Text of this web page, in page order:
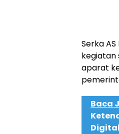
Serka
kegiatan
aparat
Baca